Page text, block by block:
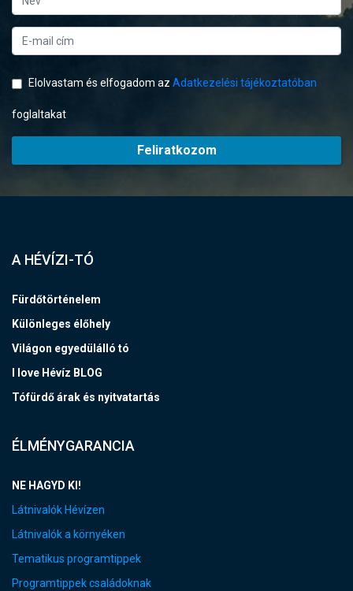
Elolvastam és elfogadom az Adatkezelési tájékoztatóban
foglaltakat
Feliratkozom
A HÉVÍZI-TÓ
Fürdőtörténelem
Különleges élőhely
Világon egyedülálló tó
I love Hévíz BLOG
Tófürdő árak és nyitvatartás
ÉLMÉNYGARANCIA
NE HAGYD KI!
Látnivalók Hévízen
Látnivalók a környéken
Tematikus programtippek
Programtippek családoknak